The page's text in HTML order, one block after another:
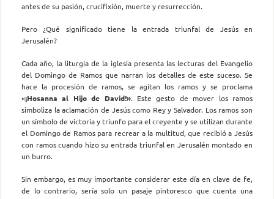
antes de su pasión, crucifixión, muerte y resurrección.
Pero ¿Qué significado tiene la entrada triunfal de Jesús en
Jerusalén?
Cada año, la liturgia de la iglesia presenta las lecturas del Evangelio
del Domingo de Ramos que narran los detalles de este suceso. Se
hace la procesión de ramos, se agitan los ramos y se proclama
«¡Hosanna al Hijo de David!». Este gesto de mover los ramos
simboliza la aclamación de Jesús como Rey y Salvador. Los ramos son
un símbolo de victoria y triunfo para el creyente y se utilizan durante
el Domingo de Ramos para recrear a la multitud, que recibió a Jesús
con ramos cuando hizo su entrada triunfal en Jerusalén montado en
un burro.
Sin embargo, es muy importante considerar este día en clave de fe,
de lo contrario, sería solo un pasaje pintoresco que cuenta una